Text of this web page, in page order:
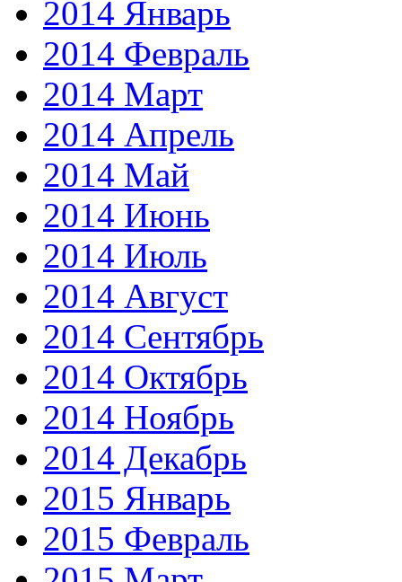
2014 Январь
2014 Февраль
2014 Март
2014 Апрель
2014 Май
2014 Июнь
2014 Июль
2014 Август
2014 Сентябрь
2014 Октябрь
2014 Ноябрь
2014 Декабрь
2015 Январь
2015 Февраль